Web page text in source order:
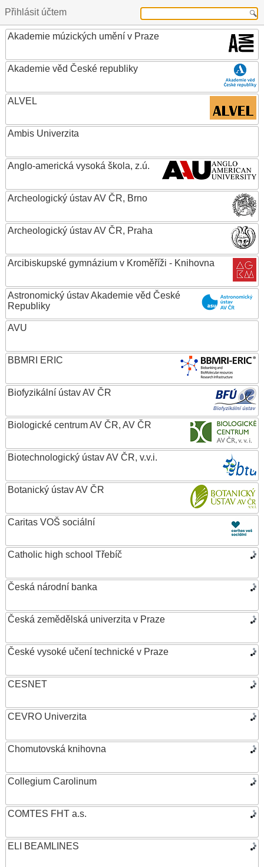
Přihlásit účtem
Akademie múzických umění v Praze
Akademie věd České republiky
ALVEL
Ambis Univerzita
Anglo-americká vysoká škola, z.ú.
Archeologický ústav AV ČR, Brno
Archeologický ústav AV ČR, Praha
Arcibiskupské gymnázium v Kroměříži - Knihovna
Astronomický ústav Akademie věd České
Republiky
AVU
BBMRI ERIC
Biofyzikální ústav AV ČR
Biologické centrum AV ČR, AV ČR
Biotechnologický ústav AV ČR, v.v.i.
Botanický ústav AV ČR
Caritas VOŠ sociální
Catholic high school Třebíč
Česká národní banka
Česká zemědělská univerzita v Praze
České vysoké učení technické v Praze
CESNET
CEVRO Univerzita
Chomutovská knihovna
Collegium Carolinum
COMTES FHT a.s.
ELI BEAMLINES